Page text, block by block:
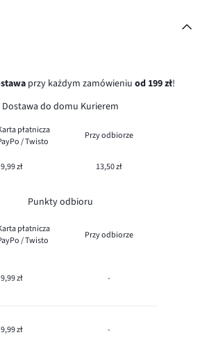
przy każdym zamówieniu od 199 zł!
Dostawa do domu Kurierem
płatnicza
/ Twisto
Przy odbiorze
9,99 zł 13,50 zł
Punkty odbioru
płatnicza
/ Twisto
Przy odbiorze
9,99 zł -
9,99 zł -